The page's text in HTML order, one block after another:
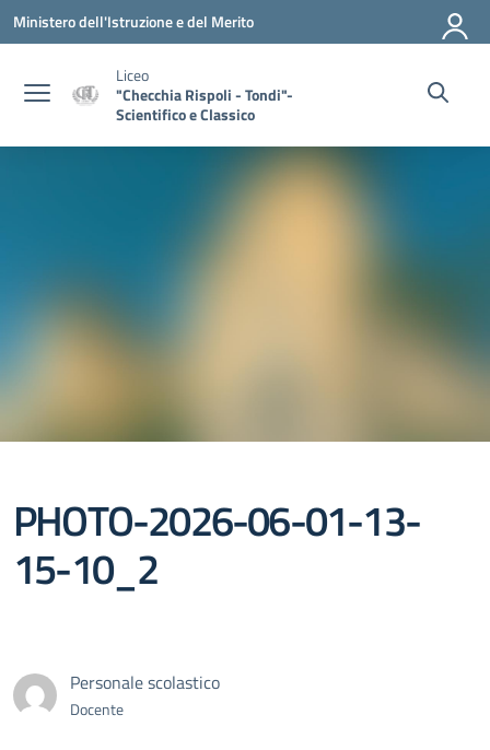
Vai ai contenuti
Vai al menu di navigazione
Vai al footer
Ministero dell'Istruzione e del Merito
Liceo
"Checchia Rispoli - Tondi"-
Scientifico e Classico
PHOTO-2026-06-01-13-
15-10_2
Personale scolastico
Docente